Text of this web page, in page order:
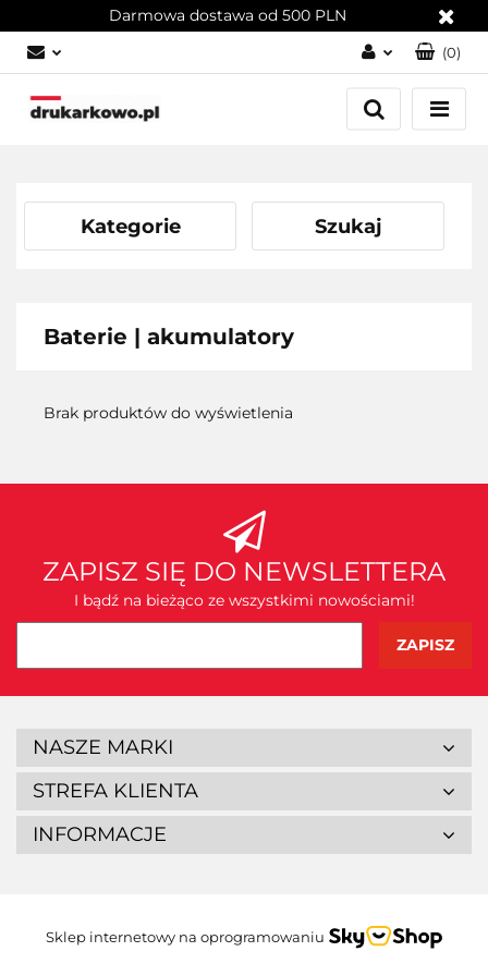
Darmowa dostawa od 500 PLN
Zaloguj się
Załóż konto
(0)
Kategorie Szukaj
Baterie | akumulatory
Brak produktów do wyświetlenia
ZAPISZ SIĘ DO NEWSLETTERA
I bądź na bieżąco ze wszystkimi nowościami!
NASZE MARKI
STREFA KLIENTA
INFORMACJE
Sklep internetowy na oprogramowaniu